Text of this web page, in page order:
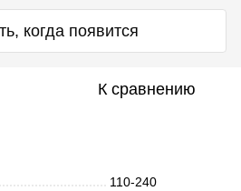
когда появится
К сравнению
110-240